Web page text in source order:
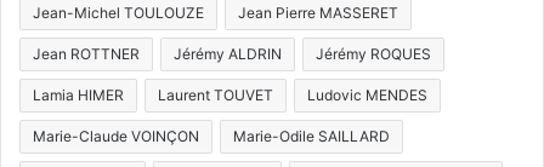
Jean-Michel TOULOUZE Jean Pierre MASSERET
Jean ROTTNER Jérémy ALDRIN Jérémy ROQUES
Lamia HIMER Laurent TOUVET Ludovic MENDES
Marie-Claude VOINÇON Marie-Odile SAILLARD